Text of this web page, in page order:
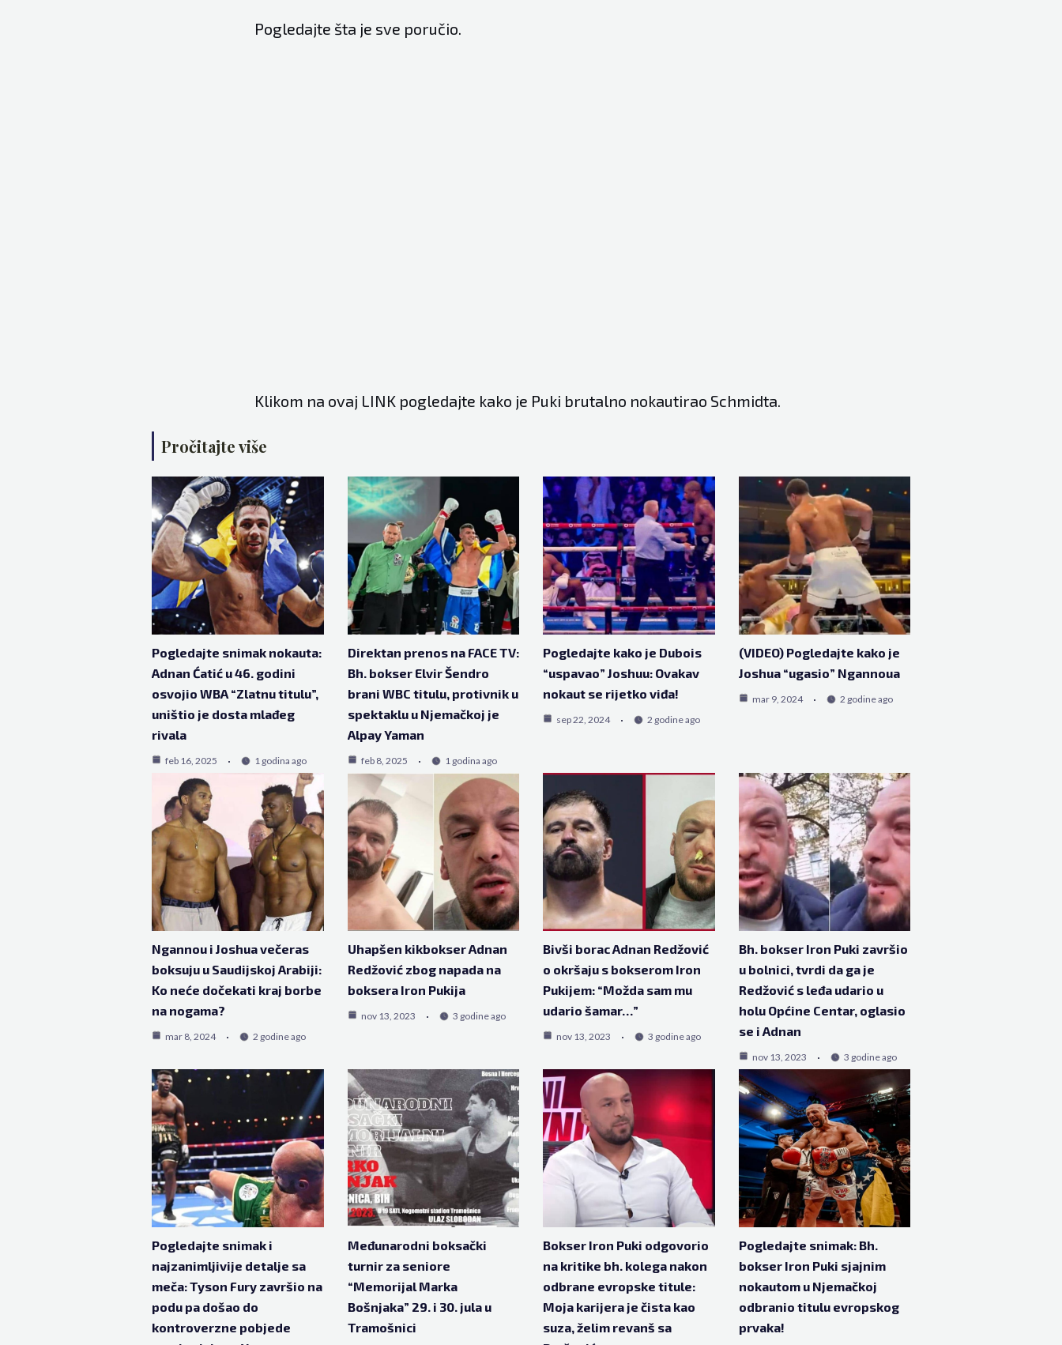
Pogledajte šta je sve poručio.
Klikom na ovaj LINK pogledajte kako je Puki brutalno nokautirao Schmidta.
Pročitajte više
Pogledajte snimak nokauta:
Adnan Ćatić u 46. godini
osvojio WBA “Zlatnu titulu”,
uništio je dosta mlađeg
rivala
feb 16, 2025 1 godina ago
Direktan prenos na FACE TV:
Bh. bokser Elvir Šendro
brani WBC titulu, protivnik u
spektaklu u Njemačkoj je
Alpay Yaman
feb 8, 2025 1 godina ago
Pogledajte kako je Dubois
“uspavao” Joshuu: Ovakav
nokaut se rijetko viđa!
sep 22, 2024 2 godine ago
(VIDEO) Pogledajte kako je
Joshua “ugasio” Ngannoua
mar 9, 2024 2 godine ago
Ngannou i Joshua večeras
boksuju u Saudijskoj Arabiji:
Ko neće dočekati kraj borbe
na nogama?
mar 8, 2024 2 godine ago
Uhapšen kikbokser Adnan
Redžović zbog napada na
boksera Iron Pukija
nov 13, 2023 3 godine ago
Bivši borac Adnan Redžović
o okršaju s bokserom Iron
Pukijem: “Možda sam mu
udario šamar…”
nov 13, 2023 3 godine ago
Bh. bokser Iron Puki završio
u bolnici, tvrdi da ga je
Redžović s leđa udario u
holu Općine Centar, oglasio
se i Adnan
nov 13, 2023 3 godine ago
Pogledajte snimak i
najzanimljivije detalje sa
meča: Tyson Fury završio na
podu pa došao do
kontroverzne pobjede
Međunarodni boksački
turnir za seniore
“Memorijal Marka
Bošnjaka” 29. i 30. jula u
Tramošnici
Bokser Iron Puki odgovorio
na kritike bh. kolega nakon
odbrane evropske titule:
Moja karijera je čista kao
suza, želim revanš sa
Pogledajte snimak: Bh.
bokser Iron Puki sjajnim
nokautom u Njemačkoj
odbranio titulu evropskog
prvaka!